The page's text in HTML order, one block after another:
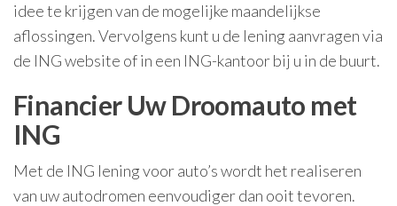
idee te krijgen van de mogelijke maandelijkse
aflossingen. Vervolgens kunt u de lening aanvragen via
de ING website of in een ING-kantoor bij u in de buurt.
Financier Uw Droomauto met
ING
Met de ING lening voor auto’s wordt het realiseren
van uw autodromen eenvoudiger dan ooit tevoren.